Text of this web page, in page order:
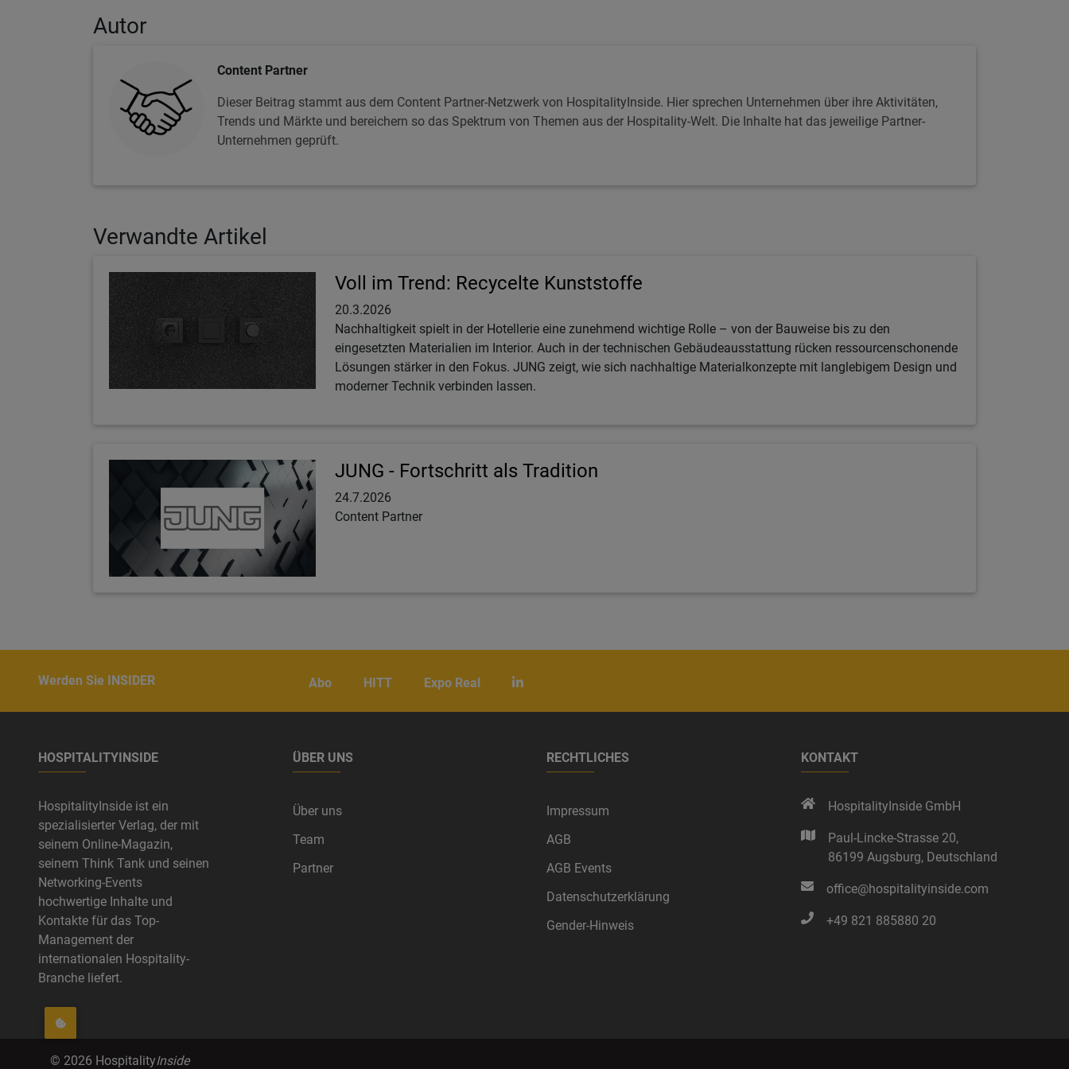
Autor
Content Partner
Dieser Beitrag stammt aus dem Content Partner-Netzwerk von HospitalityInside. Hier sprechen Unternehmen über ihre Aktivitäten,
Trends und Märkte und bereichern so das Spektrum von Themen aus der Hospitality-Welt. Die Inhalte hat das jeweilige Partner-
Unternehmen geprüft.
Verwandte Artikel
Voll im Trend: Recycelte Kunststoffe
20.3.2026
Nachhaltigkeit spielt in der Hotellerie eine zunehmend wichtige Rolle – von der Bauweise bis zu den
eingesetzten Materialien im Interior. Auch in der technischen Gebäudeausstattung rücken ressourcenschonende
Lösungen stärker in den Fokus. JUNG zeigt, wie sich nachhaltige Materialkonzepte mit langlebigem Design und
moderner Technik verbinden lassen.
JUNG - Fortschritt als Tradition
24.7.2026
Content Partner
Werden Sie INSIDER Abo HITT Expo Real
HOSPITALITYINSIDE
HospitalityInside ist ein
spezialisierter Verlag, der mit
seinem Online-Magazin,
seinem Think Tank und seinen
Networking-Events
hochwertige Inhalte und
Kontakte für das Top-
Management der
internationalen Hospitality-
Branche liefert.
ÜBER UNS
Über uns
Team
Partner
RECHTLICHES
Impressum
AGB
AGB Events
Datenschutzerklärung
Gender-Hinweis
KONTAKT
HospitalityInside GmbH
Paul-Lincke-Strasse 20,
86199 Augsburg, Deutschland
office@hospitalityinside.com
+49 821 885880 20
© 2026 HospitalityInside